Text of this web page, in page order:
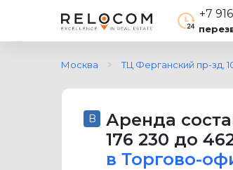
+7
Москва ТЦ Ферганский пр-зд,
B Аренда
176 230 до
в Торгово-